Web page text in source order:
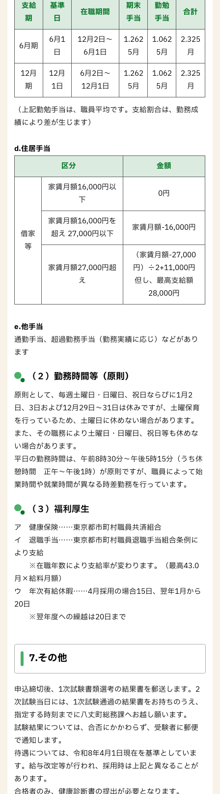
支給
期
基準
日
在職期間
期末
手当
勤勉
手当
合計
6月期
6月1
日
12月2日～
6月1日
1.262
5月
1.062
5月
2.325
月
12月
期
12月
1日
6月2日～
12月1日
1.262
5月
1.062
5月
2.325
月
（上記勤勉手当は、職員平均です。支給割合は、勤務成
績により差が生じます）
d.住居手当
区分
金額
借家
等
家賃月額16,000円以
下
0円
家賃月額16,000円を
超え 27,000円以下
家賃月額-16,000円
家賃月額27,000円超
え
（家賃月額-27,000
円）÷2+11,000円
但し、最高支給額
28,000円
e.他手当
通勤手当、超過勤務手当（勤務実績に応じ）などがあり
ます
（２）勤務時間等（原則）
原則として、毎週土曜日・日曜日、祝日ならびに1月2
日、3日および12月29日～31日は休みですが、土曜保育
を行っているため、土曜日に休めない場合があります。
また、その職務により土曜日・日曜日、祝日等も休めな
い場合があります。
平日の勤務時間は、午前8時30分～午後5時15分（うち休
憩時間 正午～午後1時）が原則ですが、職員によって始
業時間や就業時間が異なる時差勤務を行っています。
（３）福利厚生
ア 健康保険……東京都市町村職員共済組合
イ 退職手当……東京都市町村職員退職手当組合条例に
より支給
※在職年数により支給率が変わります。（最高43.0
月×給料月額）
ウ 年次有給休暇……4月採用の場合15日、翌年1月から
20日
※翌年度への繰越は20日まで
7.その他
申込締切後、1次試験書類選考の結果書を郵送します。2
次試験当日には、1次試験通過の結果書をお持ちのうえ、
指定する時刻までに八丈町総務課へお越し願います。
試験結果については、合否にかかわらず、受験者に郵便
で通知します。
待遇については、令和8年4月1日現在を基準としていま
す。給与改定等が行われ、採用時は上記と異なることが
あります。
合格者のみ、健康診断書の提出が必要となります。